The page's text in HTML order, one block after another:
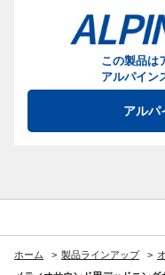
この製品は
アルパイン
アルパ
ホーム 製品ラインアップ